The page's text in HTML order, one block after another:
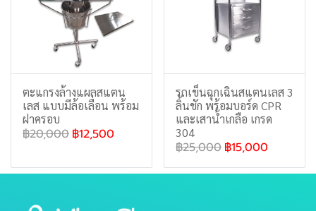
ตะแกรงล้างแผลสแตน
เลส แบบมีล้อเลื่อน พร้อม
ฝาครอบ
฿20,000 ฿12,500
รถเข็นฉุกเฉินสแตนเลส 3
ลิ้นชัก พร้อมบอร์ด CPR
และเสาน้ำเกลือ เกรด
304
฿25,000 ฿15,000